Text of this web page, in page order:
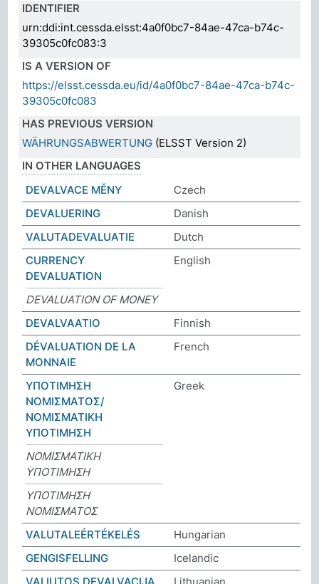
IDENTIFIER
urn:ddi:int.cessda.elsst:4a0f0bc7-84ae-47ca-b74c-
39305c0fc083:3
IS A VERSION OF
https://elsst.cessda.eu/id/4a0f0bc7-84ae-47ca-b74c-
39305c0fc083
HAS PREVIOUS VERSION
WÄHRUNGSABWERTUNG (ELSST Version 2)
IN OTHER LANGUAGES
DEVALVACE MĚNY
Czech
DEVALUERING
Danish
VALUTADEVALUATIE
Dutch
CURRENCY
DEVALUATION
English
DEVALUATION OF MONEY
DEVALVAATIO
Finnish
DÉVALUATION DE LA
MONNAIE
French
ΥΠΟΤΙΜΗΣΗ
ΝΟΜΙΣΜΑΤΟΣ/
ΝΟΜΙΣΜΑΤΙΚΗ
ΥΠΟΤΙΜΗΣΗ
Greek
ΝΟΜΙΣΜΑΤΙΚΗ
ΥΠΟΤΙΜΗΣΗ
ΥΠΟΤΙΜΗΣΗ
ΝΟΜΙΣΜΑΤΟΣ
VALUTALEÉRTÉKELÉS
Hungarian
GENGISFELLING
Icelandic
VALIUTOS DEVALVACIJA
Lithuanian